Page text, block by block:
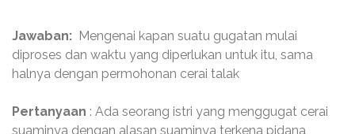
Jawaban: Mengenai kapan suatu gugatan mulai
diproses dan waktu yang diperlukan untuk itu, sama
halnya dengan permohonan cerai talak
Pertanyaan : Ada seorang istri yang menggugat cerai
suaminya dengan alasan suaminya terkena pidana